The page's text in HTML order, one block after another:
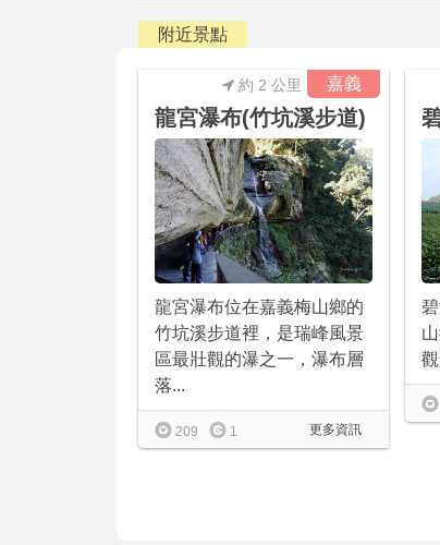
附近景點
嘉義
約 2 公里
龍宮瀑布(竹坑溪步道)
龍宮瀑布位在嘉義梅山鄉的
竹坑溪步道裡，是瑞峰風景
區最壯觀的瀑之一，瀑布層
落...
更多資訊
209 1